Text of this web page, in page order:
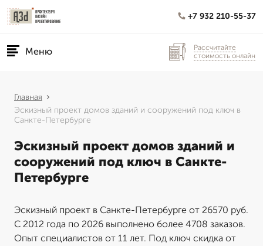
+7 932 210-55-37
Меню
Рассчитайте
стоимость онлайн
Главная
Эскизный проект домов зданий и сооружений под ключ в
Санкте-Петербурге
Эскизный проект домов зданий и
сооружений под ключ в Санкте-
Петербурге
Эскизный проект в Санкте-Петербурге от 26570 руб.
С 2012 года по 2026 выполнено более 4708 заказов.
Опыт специалистов от 11 лет. Под ключ скидка от